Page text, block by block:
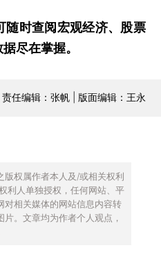
随时查阅宏观经济、股票
尽在掌握。
责任编辑：张帆 | 版面编辑：王永
版权属作者本人及/或相关权利
利人单独授权，任何网站、平
对相关媒体的网站信息内容转
。文章均为作者个人观点，